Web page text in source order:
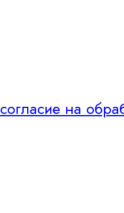
согласие на